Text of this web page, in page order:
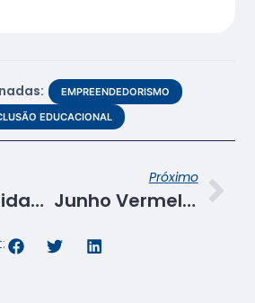
EMPREENDEDORISMO
EDUCACIONAL
“Sergipanidade” é tema de projeto junino de turmas do Programa de Aprendizagem
Próximo
Junho Vermelho: unidade do Senac de Glória promove ação para jovens de Feira Nova